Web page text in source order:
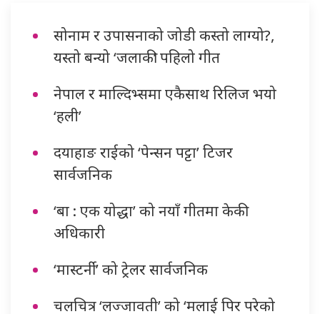
सोनाम र उपासनाको जोडी कस्तो लाग्यो?,
यस्तो बन्यो ‘जलाकी’ पहिलो गीत
नेपाल र माल्दिभ्समा एकैसाथ रिलिज भयो
‘हली’
दयाहाङ राईको ‘पेन्सन पट्टा’ टिजर
सार्वजनिक
‘बा : एक योद्धा’ को नयाँ गीतमा केकी
अधिकारी
‘मास्टर्नी’ को ट्रेलर सार्वजनिक
चलचित्र ‘लज्जावती’ को ‘मलाई पिर परेको